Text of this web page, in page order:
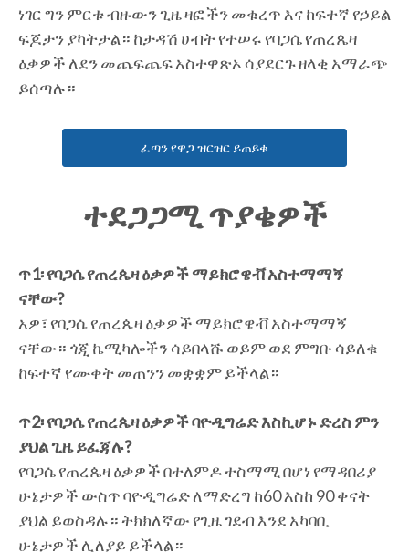
ነገር ግን ምርቱ ብዙውን ጊዜ ዛፎችን መቁረጥ እና ከፍተኛ የኃይል
ፍጆታን ያካትታል። ከታዳሽ ሀብት የተሠሩ የባጋሴ የጠረጴዛ
ዕቃዎች ለደን መጨፍጨፍ አስተዋጽኦ ሳያደርጉ ዘላቂ አማራጭ
ይሰጣሉ።
ፈጣን የዋጋ ዝርዝር ይጠይቁ
ተደጋጋሚ ጥያቄዎች
ጥ1፡ የባጋሴ የጠረጴዛ ዕቃዎች ማይክሮዌቭ አስተማማኝ
ናቸው?
አዎ፣ የባጋሴ የጠረጴዛ ዕቃዎች ማይክሮዌቭ አስተማማኝ
ናቸው። ጎጂ ኬሚካሎችን ሳይበላሹ ወይም ወደ ምግቡ ሳይለቁ
ከፍተኛ የሙቀት መጠንን መቋቋም ይችላል።
ጥ2፡ የባጋሴ የጠረጴዛ ዕቃዎች ባዮዲግሬድ እስኪሆኑ ድረስ ምን
ያህል ጊዜ ይፈጃሉ?
የባጋሴ የጠረጴዛ ዕቃዎች በተለምዶ ተስማሚ በሆነ የማዳበሪያ
ሁኔታዎች ውስጥ ባዮዲግሬድ ለማድረግ ከ60 እስከ 90 ቀናት
ያህል ይወስዳሉ። ትክክለኛው የጊዜ ገደብ እንደ አካባቢ
ሁኔታዎች ሊለያይ ይችላል።